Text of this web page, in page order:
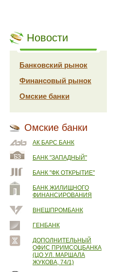
Новости
Банковский рынок
Финансовый рынок
Омские банки
Омские банки
АК БАРС БАНК
БАНК "ЗАПАДНЫЙ"
БАНК "ФК ОТКРЫТИЕ"
БАНК ЖИЛИЩНОГО
ФИНАНСИРОВАНИЯ
ВНЕШПРОМБАНК
ГЕНБАНК
ДОПОЛНИТЕЛЬНЫЙ
ОФИС ПРИМСОЦБАНКА
(ЦО УЛ. МАРШАЛА
ЖУКОВА, 74/1)